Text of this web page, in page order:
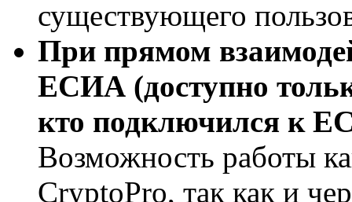
существующего
При прямом
ЕСИА (доступно
кто подключился к
Возможность работы
CryptoPro, так как и